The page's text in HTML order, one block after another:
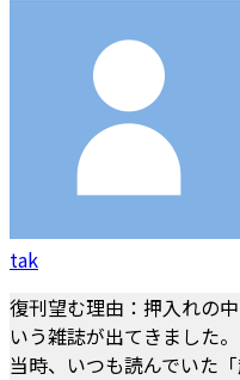
tak
復刊望む理由：押入れの
いう雑誌が出てきました
当時、いつも読んでいた